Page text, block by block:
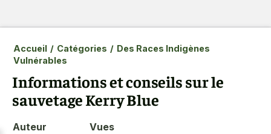
Accueil / Catégories / Des Races Indigènes
Vulnérables
Informations et conseils sur le
sauvetage Kerry Blue
Auteur
Vues